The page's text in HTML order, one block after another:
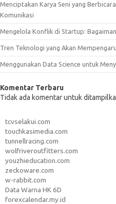
Menciptakan Karya Seni yang
Komunikasi
Mengelola Konflik di Startup:
Tren Teknologi yang Akan
Menggunakan Data Science untuk
Komentar Terbaru
Tidak ada komentar untuk
tcvselakui.com
touchkasimedia.com
tunnellracing.com
wolfriveroutfitters.com
youzhieducation.com
zeckoware.com
w-rabbit.com
Data Warna HK 6D
forexcalendar.my.id